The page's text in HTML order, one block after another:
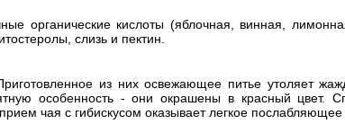
органические кислоты (яблочная, винная,
слизь и пектин.
из них освежающее питье утоляет
особенность - они окрашены в красный цвет.
чая с гибискусом оказывает легкое послабляющее